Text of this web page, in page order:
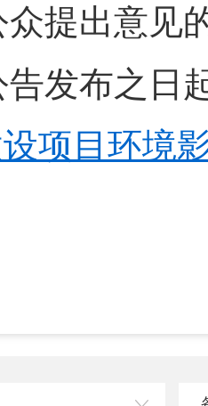
众提出意见
告发布之日
项目环境